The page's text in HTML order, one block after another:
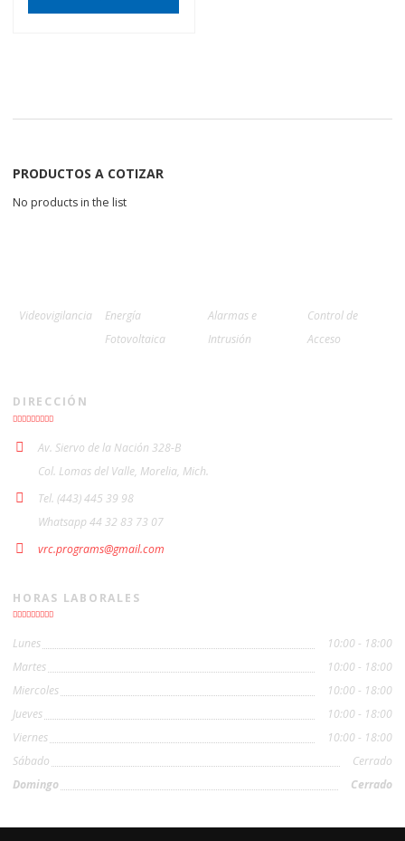
PRODUCTOS A COTIZAR
No products in the list
Videovigilancia
Energía
Fotovoltaica
Alarmas e
Intrusión
Control de
Acceso
DIRECCIÓN
Av. Siervo de la Nación 328-B
Col. Lomas del Valle, Morelia, Mich.
Tel. (443) 445 39 98
Whatsapp 44 32 83 73 07
vrc.programs@gmail.com
HORAS LABORALES
Lunes
10:00 - 18:00
Martes
10:00 - 18:00
Miercoles
10:00 - 18:00
Jueves
10:00 - 18:00
Viernes
10:00 - 18:00
Sábado
Cerrado
Domingo
Cerrado